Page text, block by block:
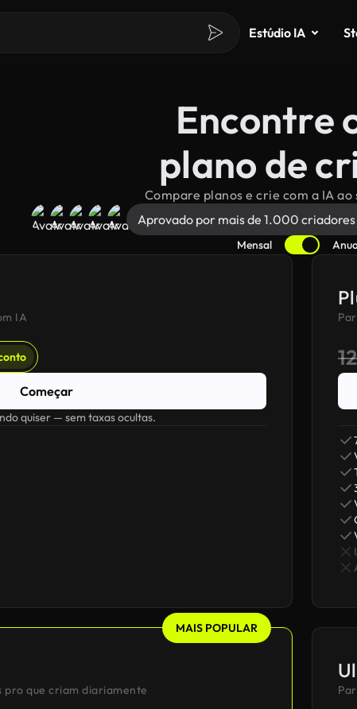
Estúdio IA
Encontre
plano de
Compare planos e crie com a IA
Aprovado por mais de 1.000
Mensal
IA
Começar
quiser — sem taxas ocultas.
MAIS POPULAR
pro que criam diariamente